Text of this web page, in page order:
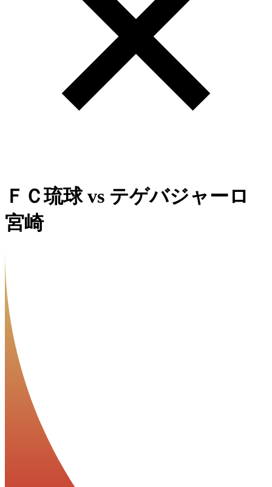
ＦＣ琉球vs テゲバジャーロ
宮崎